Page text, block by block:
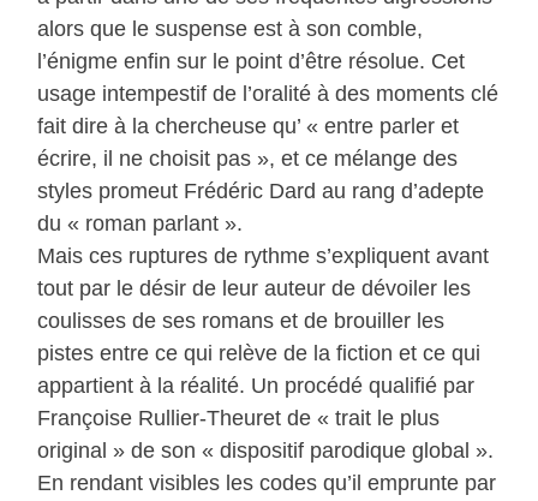
alors que le suspense est à son comble,
l’énigme enfin sur le point d’être résolue. Cet
usage intempestif de l’oralité à des moments clé
fait dire à la chercheuse qu’ « entre parler et
écrire, il ne choisit pas », et ce mélange des
styles promeut Frédéric Dard au rang d’adepte
du « roman parlant ».
Mais ces ruptures de rythme s’expliquent avant
tout par le désir de leur auteur de dévoiler les
coulisses de ses romans et de brouiller les
pistes entre ce qui relève de la fiction et ce qui
appartient à la réalité. Un procédé qualifié par
Françoise Rullier-Theuret de « trait le plus
original » de son « dispositif parodique global ».
En rendant visibles les codes qu’il emprunte par